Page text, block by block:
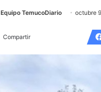
Equipo TemucoDiario octubre
Compartir